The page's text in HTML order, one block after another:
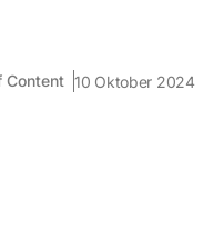
Content 10 Oktober 2024